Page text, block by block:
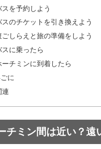
スを予約しよう
スのチケットを引き換えよう
ごしらえと旅の準備をしよう
スに乗ったら
ーチミンに到着したら
に
連
チミン間は近い？遠